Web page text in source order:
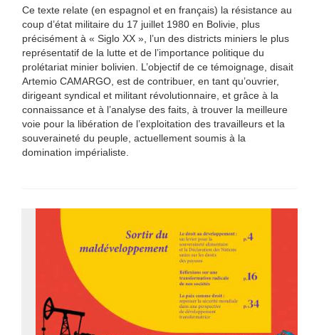
Ce texte relate (en espagnol et en français) la résistance au
coup d’état militaire du 17 juillet 1980 en Bolivie, plus
précisément à « Siglo XX », l’un des districts miniers le plus
représentatif de la lutte et de l’importance politique du
prolétariat minier bolivien. L’objectif de ce témoignage, disait
Artemio CAMARGO, est de contribuer, en tant qu’ouvrier,
dirigeant syndical et militant révolutionnaire, et grâce à la
connaissance et à l’analyse des faits, à trouver la meilleure
voie pour la libération de l’exploitation des travailleurs et la
souveraineté du peuple, actuellement soumis à la
domination impérialiste.